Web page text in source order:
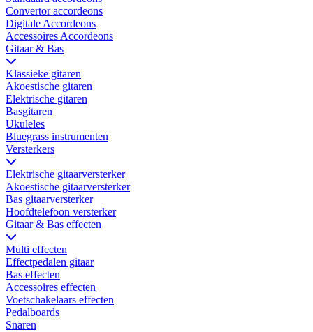
Convertor accordeons
Digitale Accordeons
Accessoires Accordeons
Gitaar & Bas
Klassieke gitaren
Akoestische gitaren
Elektrische gitaren
Basgitaren
Ukuleles
Bluegrass instrumenten
Versterkers
Elektrische gitaarversterker
Akoestische gitaarversterker
Bas gitaarversterker
Hoofdtelefoon versterker
Gitaar & Bas effecten
Multi effecten
Effectpedalen gitaar
Bas effecten
Accessoires effecten
Voetschakelaars effecten
Pedalboards
Snaren